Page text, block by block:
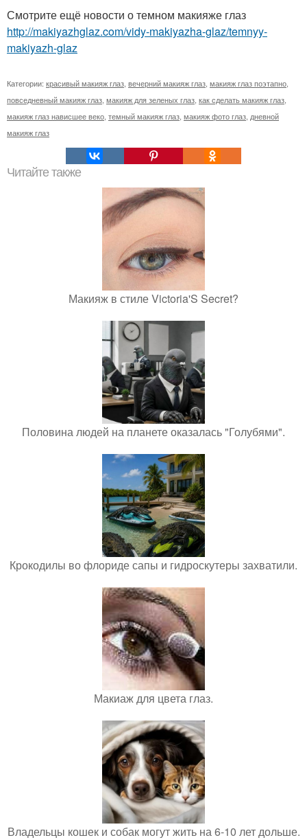
Смотрите ещё новости о темном макияже глаз
http://makiyazhglaz.com/vidy-makiyazha-glaz/temnyy-
makiyazh-glaz
Категории: красивый макияж глаз вечерний макияж глаз макияж глаз поэтапно
повседневный макияж глаз макияж для зеленых глаз как сделать макияж глаз
макияж глаз нависшее веко темный макияж глаз макияж фото глаз дневной
макияж глаз
Читайте также
Макияж в стиле Victoria'S Secret?
Половина людей на планете оказалась "Голубями".
Крокодилы во флориде сапы и гидроскутеры захватили.
Макиаж для цвета глаз.
Владельцы кошек и собак могут жить на 6-10 лет дольше.